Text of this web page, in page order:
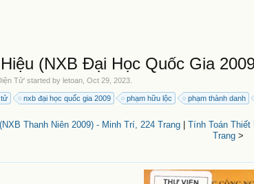
(NXB Đại Học Quốc Gia
Tử' started byletoan ,Oct 29, 2023
tử nxb đại học quốc gia 2009 phạm hữu lộc phạm thành danh
Thanh Niên 2009) - Minh Trí, 224 Trang| Tính Toán
Trang>